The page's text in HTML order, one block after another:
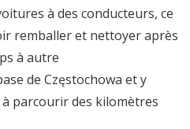
à des conducteurs, ce
remballer et nettoyer après
à autre
de Częstochowa et y
parcourir des kilomètres